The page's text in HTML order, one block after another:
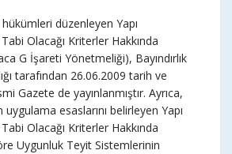
düzenleyen Yapı
Olacağı Kriterler Hakkında
G İşareti Yönetmeliği), Bayındırlık
tarafından 26.06.2009 tarih ve
Gazete de yayınlanmıştır. Ayrıca,
esaslarını belirleyen Yapı
Olacağı Kriterler Hakkında
Uygunluk Teyit Sistemlerinin